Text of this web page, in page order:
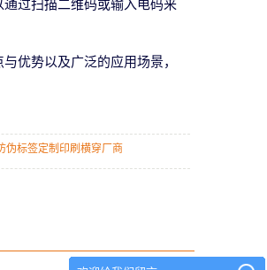
过扫描二维码或输入电码来
优势以及广泛的应用场景，
伪标签定制印刷横穿厂商